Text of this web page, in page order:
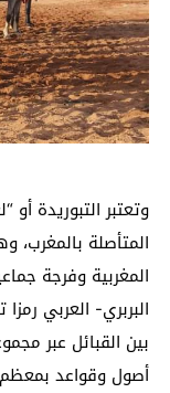
وتعتبر التبوريدة أو
المتأصلة بالمغرب،
المغربية وفرجة
البربري- العربي
بين القبائل عبر
أصول وقواعد بمعظم